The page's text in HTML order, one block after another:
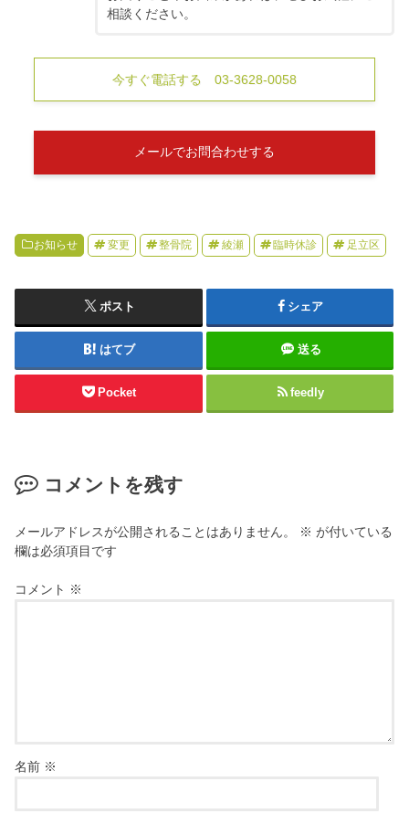
相談ください。
今すぐ電話する 03-3628-0058
メールでお問合わせする
お知らせ 変更 整骨院 綾瀬 臨時休診 足立区
ポスト シェア
はてブ 送る
Pocket feedly
コメントを残す
メールアドレスが公開されることはありません。 ※ が付いている
欄は必須項目です
コメント ※
名前 ※